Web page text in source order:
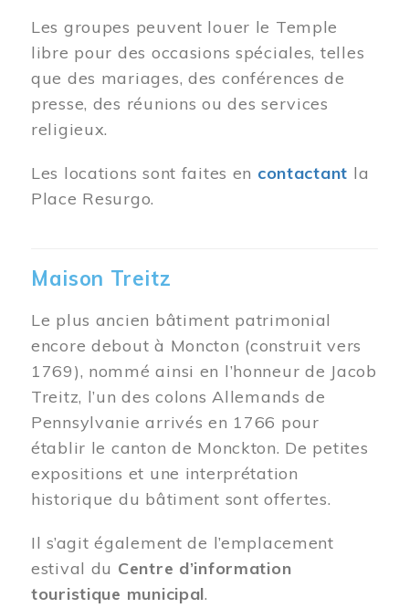
Les groupes peuvent louer le Temple
libre pour des occasions spéciales, telles
que des mariages, des conférences de
presse, des réunions ou des services
religieux.
Les locations sont faites en contactant la
Place Resurgo.
Maison Treitz
Le plus ancien bâtiment patrimonial
encore debout à Moncton (construit vers
1769), nommé ainsi en l’honneur de Jacob
Treitz, l’un des colons Allemands de
Pennsylvanie arrivés en 1766 pour
établir le canton de Monckton. De petites
expositions et une interprétation
historique du bâtiment sont offertes.
Il s’agit également de l’emplacement
estival du Centre d’information
touristique municipal.